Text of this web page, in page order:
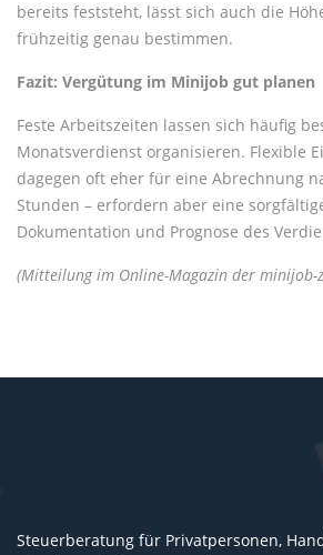
bereits feststeht, lässt sich auch die
frühzeitig genau bestimmen.
Fazit: Vergütung im Minijob gut planen
Feste Arbeitszeiten lassen sich häufig
Monatsverdienst organisieren. Flexible
dagegen oft eher für eine Abrechnung
Stunden – erfordern aber eine
Dokumentation und Prognose des
(Mitteilung im Online-Magazin der minijob-
Steuerberatung für Privatpersonen,